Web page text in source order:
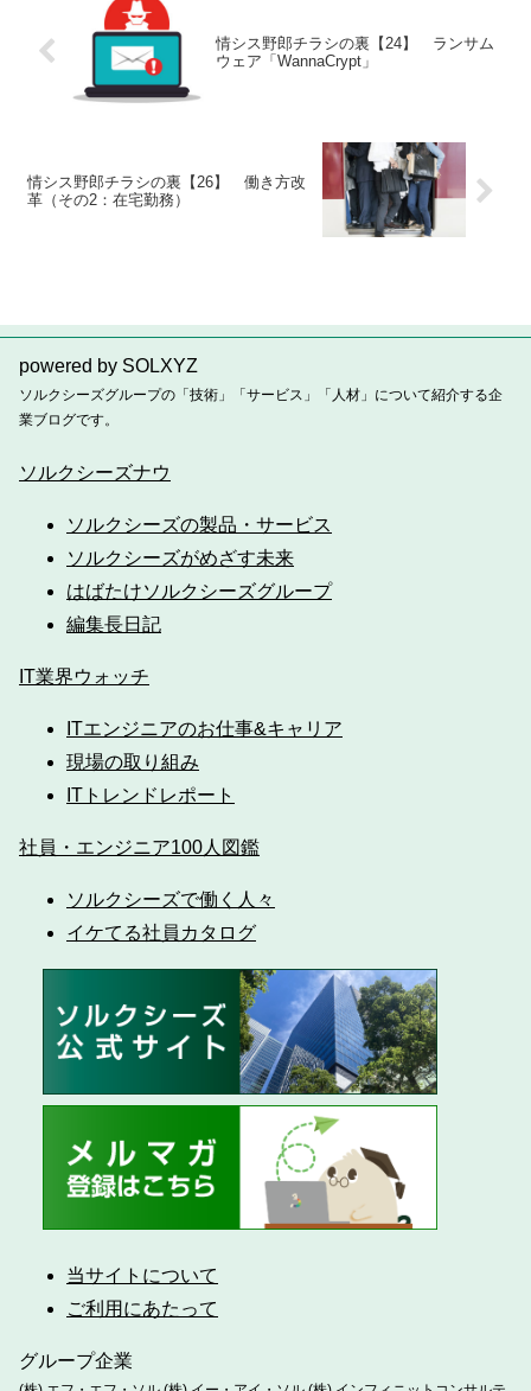
情シス野郎チラシの裏【24】 ランサム
ウェア「WannaCrypt」
情シス野郎チラシの裏【26】 働き方改
革（その2：在宅勤務）
powered by SOLXYZ
ソルクシーズグループの「技術」「サービス」「人材」について紹介する企
業ブログです。
ソルクシーズナウ
ソルクシーズの製品・サービス
ソルクシーズがめざす未来
はばたけソルクシーズグループ
編集長日記
IT業界ウォッチ
ITエンジニアのお仕事&キャリア
現場の取り組み
ITトレンドレポート
社員・エンジニア100人図鑑
ソルクシーズで働く人々
イケてる社員カタログ
当サイトについて
ご利用にあたって
グループ企業